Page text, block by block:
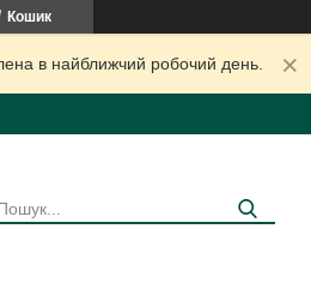
Кошик
в найближчий робочий день.